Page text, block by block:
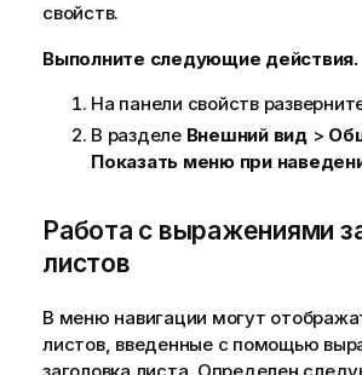
свойств.
Выполните следующие действия.
На панели свойств
В разделе Внешний вид>
Показать меню при
Работа с выражениями
листов
В меню навигации могут
листов, введенные с помощью